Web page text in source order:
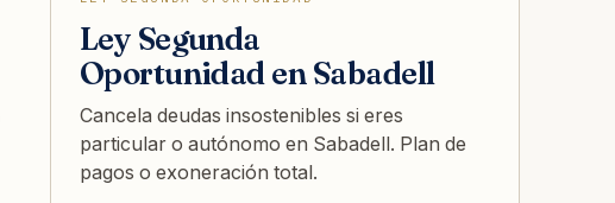
Ley Segunda
Oportunidad en Sabadell
Cancela deudas insostenibles si eres
particular o autónomo en Sabadell. Plan de
pagos o exoneración total.